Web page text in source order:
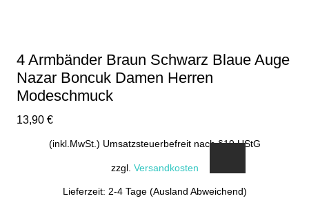
4 Armbänder Braun Schwarz Blaue Auge
Nazar Boncuk Damen Herren
Modeschmuck
13,90 €
(inkl.MwSt.) Umsatzsteuerbefreit nach §19 UStG
zzgl. Versandkosten
Lieferzeit: 2-4 Tage (Ausland Abweichend)